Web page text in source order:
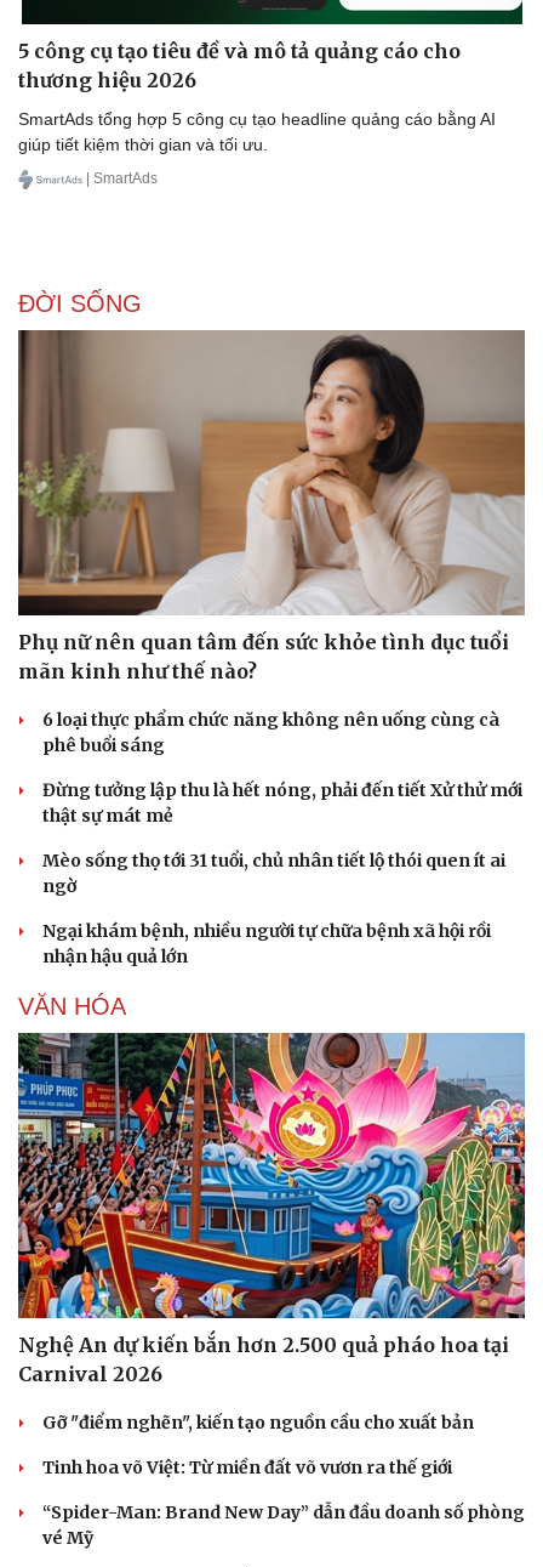
Doanh nghiệp
Thông tin doanh nghiệp
Doanh nghiệp 24h
Công nghệ
5 công cụ tạo tiêu đề và mô tả quảng cáo cho
thương hiệu 2026
SmartAds tổng hợp 5 công cụ tạo headline quảng cáo bằng AI
giúp tiết kiệm thời gian và tối ưu.
| SmartAds
ĐỜI SỐNG
Phụ nữ nên quan tâm đến sức khỏe tình dục tuổi
mãn kinh như thế nào?
6 loại thực phẩm chức năng không nên uống cùng cà
phê buổi sáng
Đừng tưởng lập thu là hết nóng, phải đến tiết Xử thử mới
thật sự mát mẻ
Mèo sống thọ tới 31 tuổi, chủ nhân tiết lộ thói quen ít ai
ngờ
Ngại khám bệnh, nhiều người tự chữa bệnh xã hội rồi
nhận hậu quả lớn
VĂN HÓA
Nghệ An dự kiến bắn hơn 2.500 quả pháo hoa tại
Carnival 2026
Gỡ "điểm nghẽn", kiến tạo nguồn cầu cho xuất bản
Tinh hoa võ Việt: Từ miền đất võ vươn ra thế giới
“Spider-Man: Brand New Day” dẫn đầu doanh số phòng
vé Mỹ